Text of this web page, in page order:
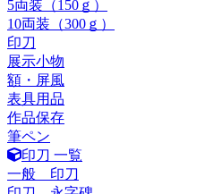
5両装（150ｇ）
10両装（300ｇ）
印刀
展示小物
額・屏風
表具用品
作品保存
筆ペン
印刀 一覧
一般 印刀